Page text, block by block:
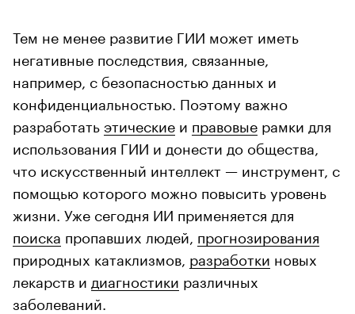
Тем не менее развитие ГИИ может иметь
негативные последствия, связанные,
например, с безопасностью данных и
конфиденциальностью. Поэтому важно
разработатьэтические и правовые рамки для
использования ГИИ и донести до общества,
что искусственный интеллект — инструмент, с
помощью которого можно повысить уровень
жизни. Уже сегодня ИИ применяется для
поиска пропавших людей, прогнозирования
природных катаклизмов, разработки новых
лекарств и диагностики различных
заболеваний.